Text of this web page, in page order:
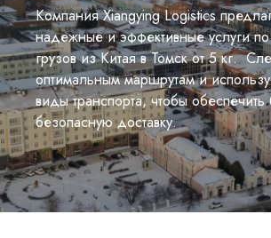
Компания Xiangying Logistics
надежные и эффективные услуги по
грузов из Китая в Томск от 5 кг.
оптимальным маршрутам и
виды транспорта, чтобы
безопасную доставку.